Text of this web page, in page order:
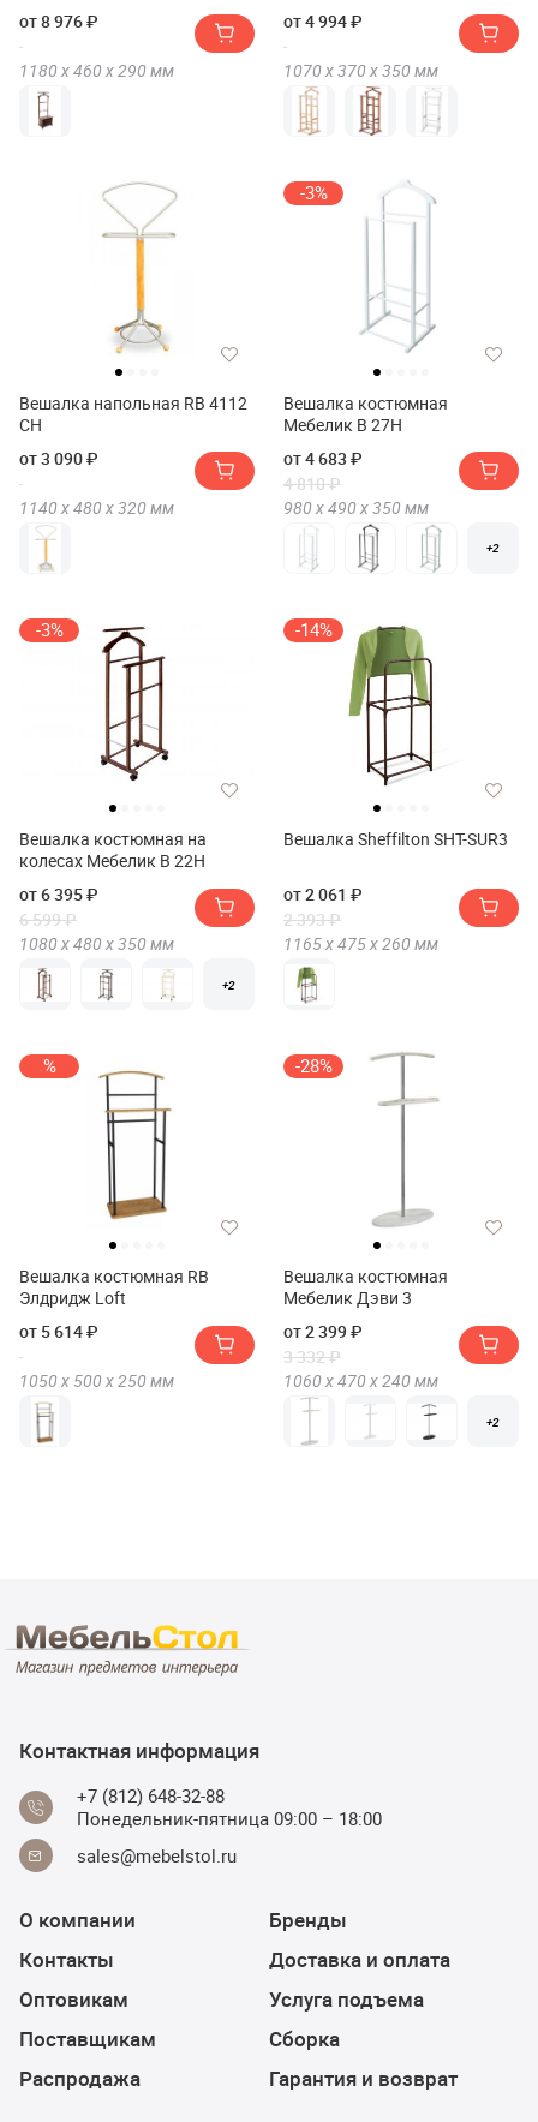
от 8 976 ₽
1180 х460 х 290 мм
от 4 994 ₽
1070 х370 х350 мм
Вешалка напольная RB 4112
CH
от 3 090 ₽
1140 х480 х320 мм
-3%
Вешалка костюмная
Мебелик В 27Н
от 4 683 ₽
4 810 ₽
980 х490 х350 мм
+2
-3%
Вешалка костюмная на
колесах Мебелик В 22Н
от 6 395 ₽
6 599 ₽
1080 х480 х350 мм
+2
-14%
Вешалка Sheffilton SHT-SUR3
от 2 061 ₽
2 393 ₽
1165 х475 х260 мм
%
Вешалка костюмная RB
Элдридж Loft
от 5 614 ₽
1050 х 500 х250 мм
-28%
Вешалка костюмная
Мебелик Дэви 3
от 2 399 ₽
3 332 ₽
1060 х470 х240 мм
+2
Контактная информация
+7 (812) 648-32-88
Понедельник-пятница 09:00 – 18:00
sales@mebelstol.ru
О компании
Контакты
Оптовикам
Поставщикам
Распродажа
Бренды
Доставка и оплата
Услуга подъема
Сборка
Гарантия и возврат